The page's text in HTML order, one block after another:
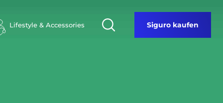
Lifestyle & Accessories Siguro kaufen